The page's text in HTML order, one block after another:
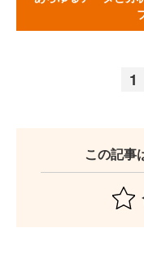
1
この記事